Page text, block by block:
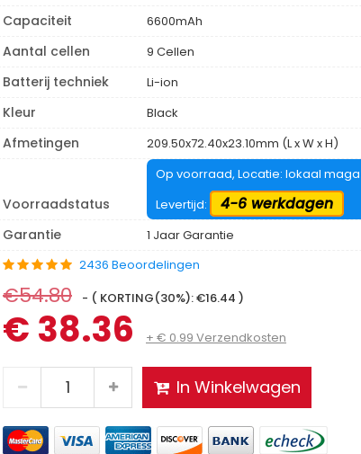
Capaciteit 6600mAh
Aantal cellen 9 Cellen
Batterij techniek Li-ion
Kleur Black
Afmetingen 209.50x72.40x23.10mm (L x W x H)
Voorraadstatus
Op voorraad, Locatie: lokaal
Levertijd:
4-6 werkdagen
Garantie
1 Jaar Garantie
2436 Beoordelingen
€54.80 - ( KORTING(30%): €16.44 )
€ 38.36 + € 0.99 Verzendkosten
In Winkelwagen